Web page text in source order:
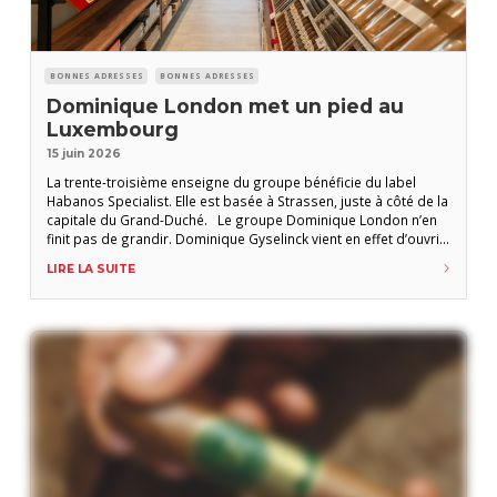
BONNES ADRESSES BONNES ADRESSES
Dominique London met un pied au
Luxembourg
15 juin 2026
La trente-troisième enseigne du groupe bénéficie du label
Habanos Specialist. Elle est basée à Strassen, juste à côté de la
capitale du Grand-Duché. Le groupe Dominique London n’en
finit pas de grandir. Dominique Gyselinck vient en effet d’ouvrir
stratégique capable d’accueillir également les nombreux
amateurs belges frappés un durcissement de
LIRE LA SUITE